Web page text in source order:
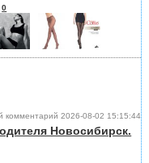
0
комментарий 2026-08-02 15:15:44
Новосибирск.